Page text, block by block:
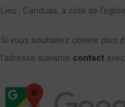
Lieu : Canduas, à côté de l'église.
Si vous souhaitez obtenir plus
l'adresse suivante contact